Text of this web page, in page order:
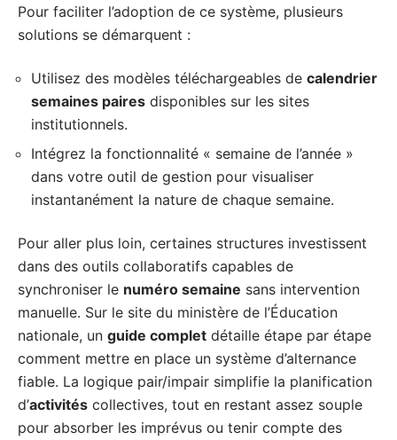
Pour faciliter l’adoption de ce système, plusieurs
solutions se démarquent :
Utilisez des modèles téléchargeables de calendrier
semaines paires disponibles sur les sites
institutionnels.
Intégrez la fonctionnalité « semaine de l’année »
dans votre outil de gestion pour visualiser
instantanément la nature de chaque semaine.
Pour aller plus loin, certaines structures investissent
dans des outils collaboratifs capables de
synchroniser le numéro semaine sans intervention
manuelle. Sur le site du ministère de l’Éducation
nationale, un guide complet détaille étape par étape
comment mettre en place un système d’alternance
fiable. La logique pair/impair simplifie la planification
d’activités collectives, tout en restant assez souple
pour absorber les imprévus ou tenir compte des